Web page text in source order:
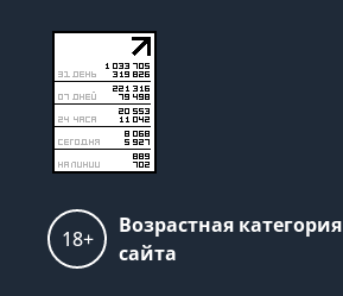
18+
Возрастная категория
сайта